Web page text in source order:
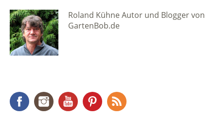
Roland Kühne Autor und Blogger von
GartenBob.de
FacebookInstagramYouTubePinterest